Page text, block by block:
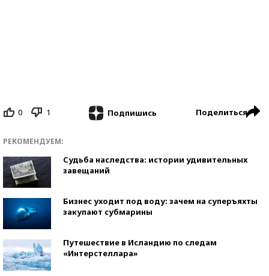
0 1 Подпишись Поделиться
РЕКОМЕНДУЕМ:
Судьба наследства: истории удивительных
завещаний
Бизнес уходит под воду: зачем на суперъяхты
закупают субмарины
Путешествие в Исландию по следам
«Интерстеллара»